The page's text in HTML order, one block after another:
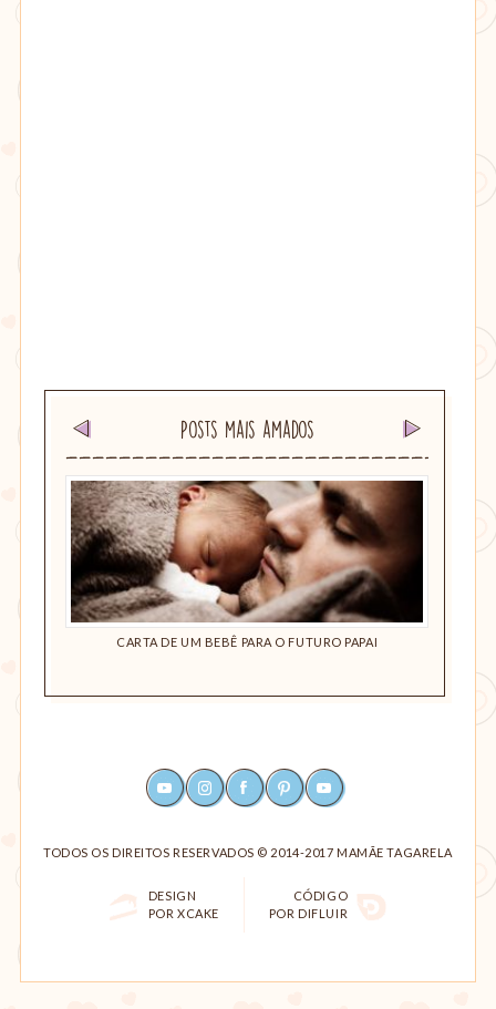
Posts mais amados
CARTA DE UM BEBÊ PARA O FUTURO PAPAI
YOUTUBEINSTAGRAMFACEBOOKPINTEREST
TODOS OS DIREITOS RESERVADOS © 2014-2017 MAMÃE TAGARELA
DESIGN
POR XCAKE
CÓDIGO
POR DIFLUIR